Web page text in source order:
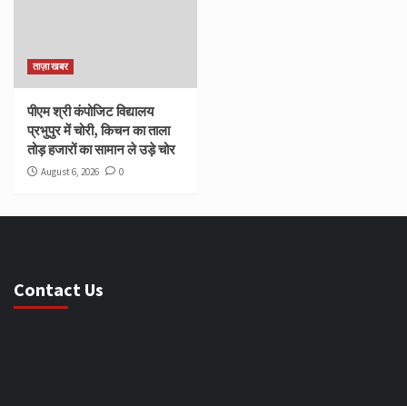
ताज़ा खबर
पीएम श्री कंपोजिट विद्यालय
प्रभुपुर में चोरी, किचन का ताला
तोड़ हजारों का सामान ले उड़े चोर
August 6, 2026 0
Contact Us